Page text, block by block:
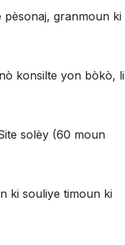
pèsonaj, granmoun ki
konsilte yon bòkò, li
solèy (60 moun
ki souliye timoun ki